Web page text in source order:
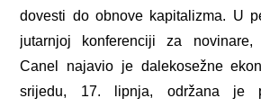
dovesti do obnove kapitalizma. U
jutarnjoj konferenciji za novinare,
Canel najavio je dalekosežne
srijedu, 17. lipnja, održana je